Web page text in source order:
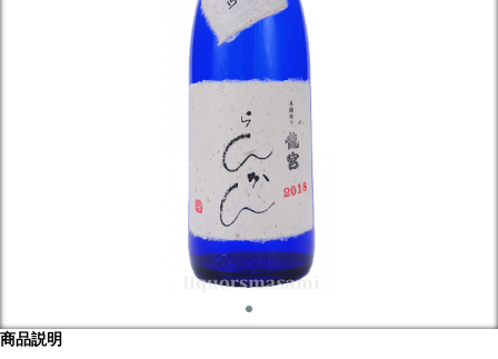
商品説明